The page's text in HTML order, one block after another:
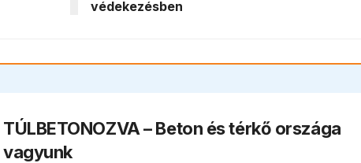
védekezésben
TÚLBETONOZVA – Beton és térkő országa
vagyunk